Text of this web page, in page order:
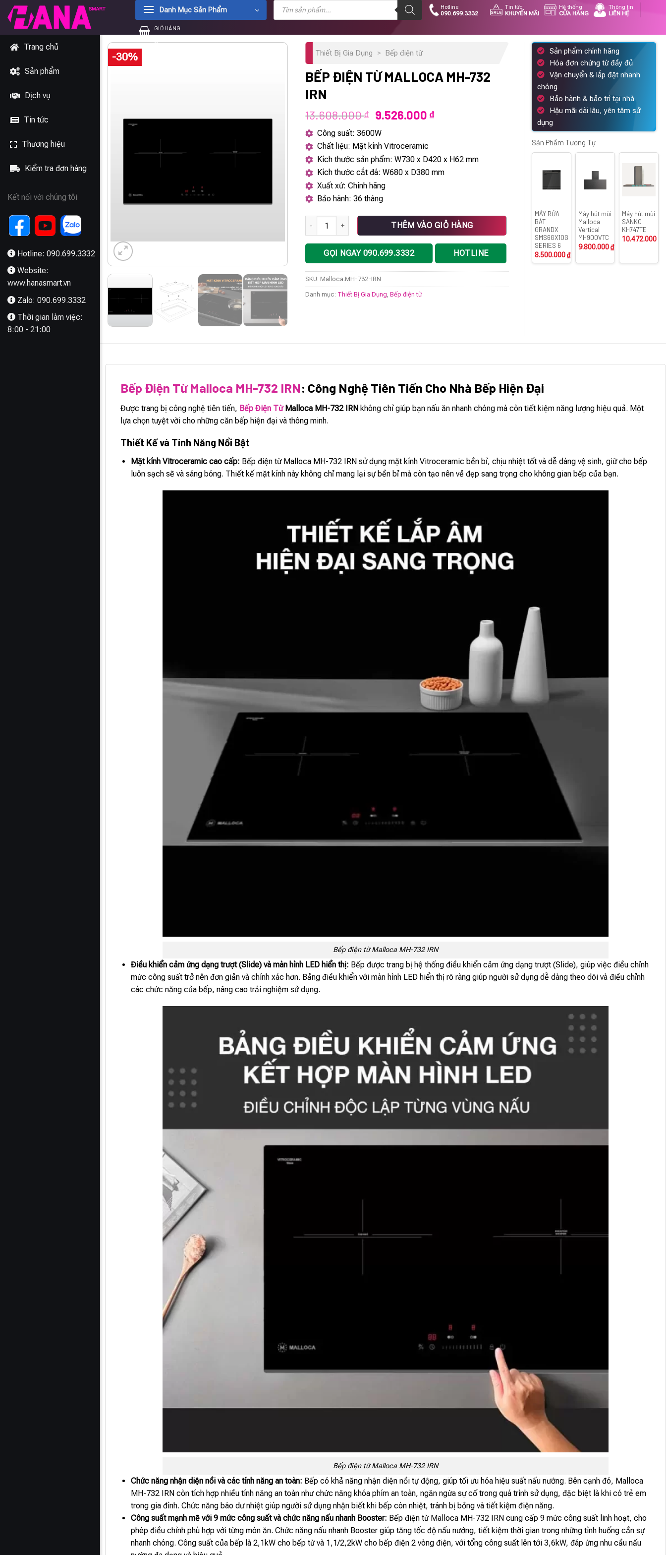
Chuyển
đến
dung
Danh Mục Sản Phẩm
Tìm
kiếm
phẩm
Hotline
090.699.3332
Tin tức
KHUYẾN MÃI
Hệ thống
CỬA HÀNG
Thông tin
LIÊN HỆ
GIỎ HÀNG
0₫
Trang chủ
Sản phẩm
Dịch vụ
Tin tức
Thương hiệu
Kiểm tra đơn hàng
Kết nối với chúng tôi
Hotline: 090.699.3332
Website:
www.hanasmart.vn
Zalo: 090.699.3332
Thời gian làm việc:
8:00 - 21:00
-30% Thiết Bị Gia Dụng > Bếp điện từ
BẾP ĐIỆN TỪ MALLOCA MH-732
IRN
13.608.000₫
Giá
gốc
là:
13.608.000 ₫.
9.526.000 ₫Giá
9.526.000 ₫.
Công suất: 3600W
Chất liệu: Mặt kính Vitroceramic
Kích thước sản phẩm: W730 x D420 x H62 mm
Kích thước cắt đá: W680 x D380 mm
Xuất xứ: Chính hãng
Bảo hành: 36 tháng
Bếp điện từ Malloca MH-732 IRN số lượng
THÊM VÀO GIỎ HÀNG
GỌI NGAY 090.699.3332 HOTLINE
SKU:Malloca.MH-732-IRN
Danh mục: Thiết Bị Gia Dụng,Bếp điện từ
Sản phẩm chính hãng
Hóa đơn chứng từ đầy đủ
Vận chuyển & lắp đặt nhanh
chóng
Bảo hành & bảo trì tại nhà
Hậu mãi dài lâu, yên tâm sử
dụng
Sản Phẩm Tương Tự
MÁY RỬA
BÁT
GRANDX
SMS6GX10G
SERIES 6
8.500.000₫
Máy hút mùi
Malloca
Vertical
MH900VTC
9.800.000₫
Máy hút mùi
SANKO
KH747TE
10.472.000
Bếp Điện Từ Malloca MH-732 IRN: Công Nghệ Tiên Tiến Cho Nhà Bếp Hiện Đại
Được trang bị công nghệ tiên tiến, Bếp Điện TừMalloca MH-732 IRN không chỉ giúp bạn nấu ăn nhanh chóng mà còn tiết kiệm năng lượng hiệu quả. Một
lựa chọn tuyệt vời cho những căn bếp hiện đại và thông minh.
Thiết Kế và Tính Năng Nổi Bật
Mặt kính Vitroceramic cao cấp: Bếp điện từ Malloca MH-732 IRN sử dụng mặt kính Vitroceramic bền bỉ, chịu nhiệt tốt và dễ dàng vệ sinh, giữ cho bếp
luôn sạch sẽ và sáng bóng. Thiết kế mặt kính này không chỉ mang lại sự bền bỉ mà còn tạo nên vẻ đẹp sang trọng cho không gian bếp của bạn.
Bếp điện từ Malloca MH-732 IRN
Điều khiển cảm ứng dạng trượt (Slide) và màn hình LED hiển thị: Bếp được trang bị hệ thống điều khiển cảm ứng dạng trượt (Slide), giúp việc điều chỉnh
mức công suất trở nên đơn giản và chính xác hơn. Bảng điều khiển với màn hình LED hiển thị rõ ràng giúp người sử dụng dễ dàng theo dõi và điều chỉnh
các chức năng của bếp, nâng cao trải nghiệm sử dụng.
Bếp điện từ Malloca MH-732 IRN
Chức năng nhận diện nồi và các tính năng an toàn: Bếp có khả năng nhận diện nồi tự động, giúp tối ưu hóa hiệu suất nấu nướng. Bên cạnh đó, Malloca
MH-732 IRN còn tích hợp nhiều tính năng an toàn như chức năng khóa phím an toàn, ngăn ngừa sự cố trong quá trình sử dụng, đặc biệt là khi có trẻ em
trong gia đình. Chức năng báo dư nhiệt giúp người sử dụng nhận biết khi bếp còn nhiệt, tránh bị bỏng và tiết kiệm điện năng.
Công suất mạnh mẽ với 9 mức công suất và chức năng nấu nhanh Booster: Bếp điện từ Malloca MH-732 IRN cung cấp 9 mức công suất linh hoạt, cho
phép điều chỉnh phù hợp với từng món ăn. Chức năng nấu nhanh Booster giúp tăng tốc độ nấu nướng, tiết kiệm thời gian trong những tình huống cần sự
nhanh chóng. Công suất của bếp là 2,1kW cho bếp từ và 1,1/2,2kW cho bếp điện 2 vòng điện, với tổng công suất lên tới 3,6kW, đáp ứng nhu cầu nấu